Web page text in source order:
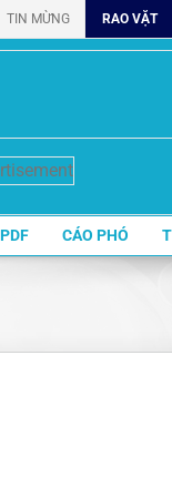
TIN MỪNG RAO VẶT
CÁO PHÓ